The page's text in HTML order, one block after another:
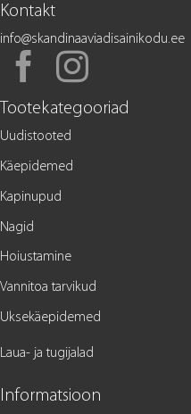
Kontakt
info@skandinaaviadisainikodu.ee
Tootekategooriad
Uudistooted
Käepidemed
Kapinupud
Nagid
Hoiustamine
Vannitoa tarvikud
Uksekäepidemed
Laua- ja tugijalad
Informatsioon